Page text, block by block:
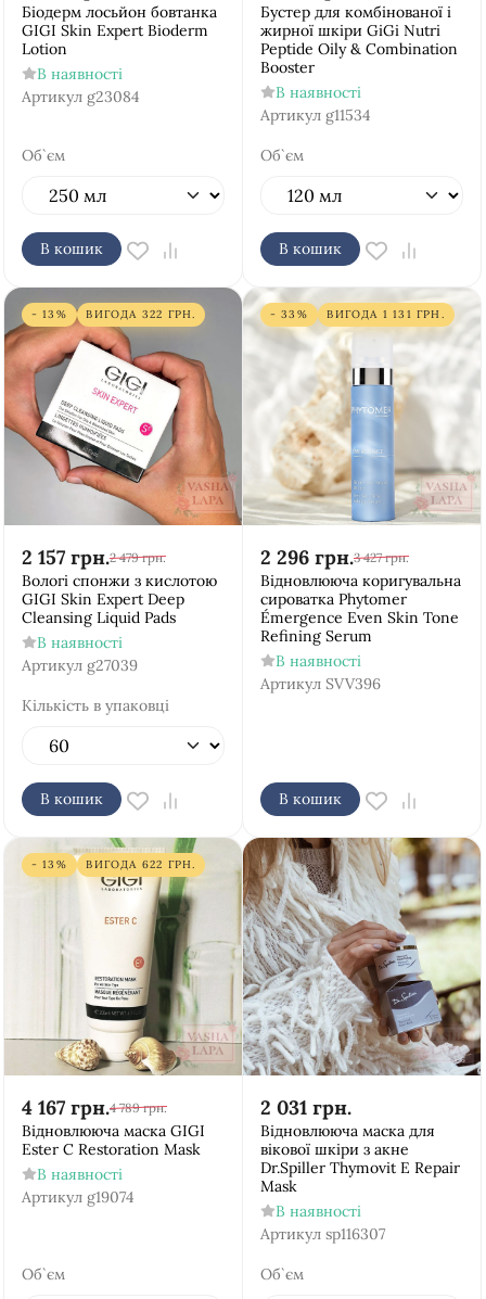
Біодерм лосьйон бовтанка
GIGI Skin Expert Bioderm
Lotion
В наявності
Артикул g23084
Об`єм
В кошик
Бустер для комбінованої і
жирної шкіри GiGi Nutri
Peptide Oily & Combination
Booster
В наявності
Артикул g11534
Об`єм
В кошик
- 13% ВИГОДА 322 ГРН.
2 157 грн.2 479 грн.
Вологі спонжи з кислотою
GIGI Skin Expert Deep
Cleansing Liquid Pads
В наявності
Артикул g27039
Кількість в упаковці
В кошик
- 33% ВИГОДА 1 131 ГРН.
2 296 грн.3 427 грн.
Відновлююча коригувальна
сироватка Phytomer
Émergence Even Skin Tone
Refining Serum
В наявності
Артикул SVV396
В кошик
- 13% ВИГОДА 622 ГРН.
4 167 грн.4 789 грн.
Відновлююча маска GIGI
Ester C Restoration Mask
В наявності
Артикул g19074
Об`єм
2 031 грн.
Відновлююча маска для
вікової шкіри з акне
Dr.Spiller Thymovit E Repair
Mask
В наявності
Артикул sp116307
Об`єм